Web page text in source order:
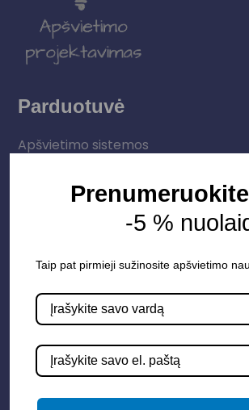
Parduotuvė
Apšvietimo sistemos
Lauko šviestuvai
Informacija
Apie mus
Paslaugos
Apšvietimo mokymų įrašas
-5 %
Taip pat pirmieji sužinosite apšvietimo